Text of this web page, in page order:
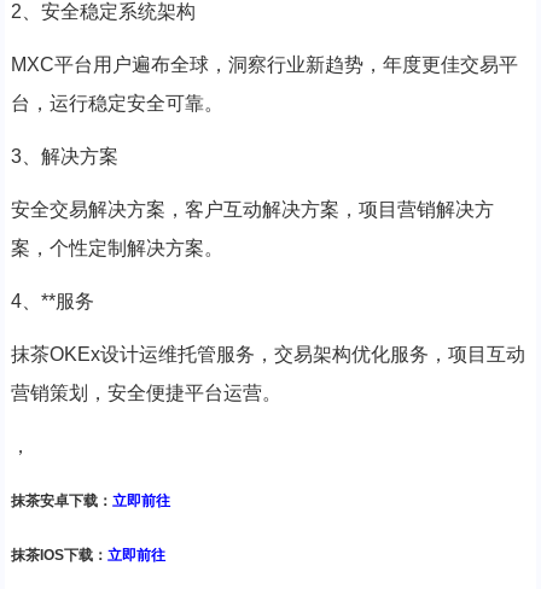
2、安全稳定系统架构
MXC平台用户遍布全球，洞察行业新趋势，年度更佳交易平
台，运行稳定安全可靠。
3、解决方案
安全交易解决方案，客户互动解决方案，项目营销解决方
案，个性定制解决方案。
4、**服务
抹茶OKEx设计运维托管服务，交易架构优化服务，项目互动
营销策划，安全便捷平台运营。
，
抹茶安卓下载： 立即前往
抹茶IOS下载： 立即前往